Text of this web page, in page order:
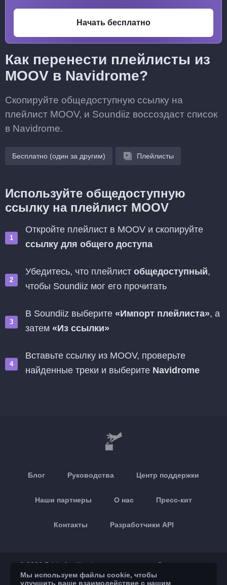
Начать бесплатно
Как перенести плейлисты из
MOOV в Navidrome?
Скопируйте общедоступную ссылку на
плейлист MOOV, и Soundiiz воссоздаст список
в Navidrome.
Бесплатно (один за другим) Плейлисты
Используйте общедоступную
ссылку на плейлист MOOV
Откройте плейлист в MOOV и скопируйте
ссылку для общего доступа
Убедитесь, что плейлист общедоступный,
чтобы Soundiiz мог его прочитать
В Soundiiz выберите «Импорт плейлиста», а
затем «Из ссылки»
Вставьте ссылку из MOOV, проверьте
найденные треки и выберите Navidrome
Блог Руководства Центр поддержки
Наши партнеры О нас Пресс-кит
Контакты Разработчики API
© 2026 Brickoft Конфиденциальность Статус сервиса
Мы используем файлы cookie, чтобы
улучшить ваше взаимодействие с нашим